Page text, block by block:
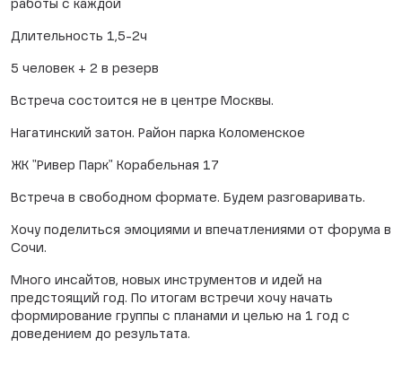
работы с каждой
Длительность 1,5-2ч
5 человек + 2 в резерв
Встреча состоится не в центре Москвы.
Нагатинский затон. Район парка Коломенское
ЖК "Ривер Парк" Корабельная 17
Встреча в свободном формате. Будем разговаривать.
Хочу поделиться эмоциями и впечатлениями от форума в
Сочи.
Много инсайтов, новых инструментов и идей на
предстоящий год. По итогам встречи хочу начать
формирование группы с планами и целью на 1 год с
доведением до результата.